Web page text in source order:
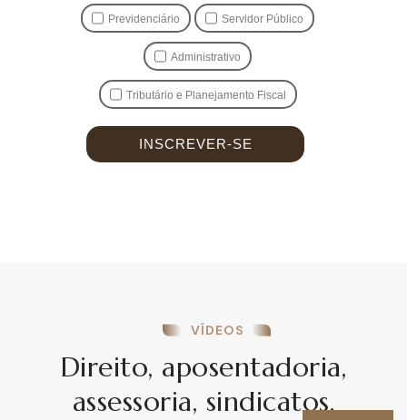
Previdenciário Servidor Público
Administrativo
Tributário e Planejamento Fiscal
VÍDEOS
Direito, aposentadoria,
assessoria, sindicatos.